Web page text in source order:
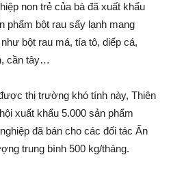
non trẻ của bà đã xuất khẩu
phẩm bột rau sấy lạnh mang
bột rau má, tía tô, diếp cá,
cần tây…
thị trường khó tính này, Thiên
xuất khẩu 5.000 sản phẩm
đã bán cho các đối tác Ấn
trung bình 500 kg/tháng.